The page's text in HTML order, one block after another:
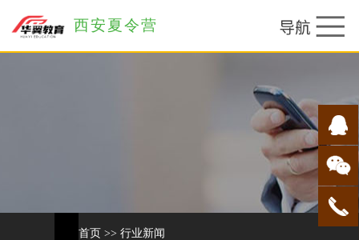
西安夏令营
首页 >> 行业新闻